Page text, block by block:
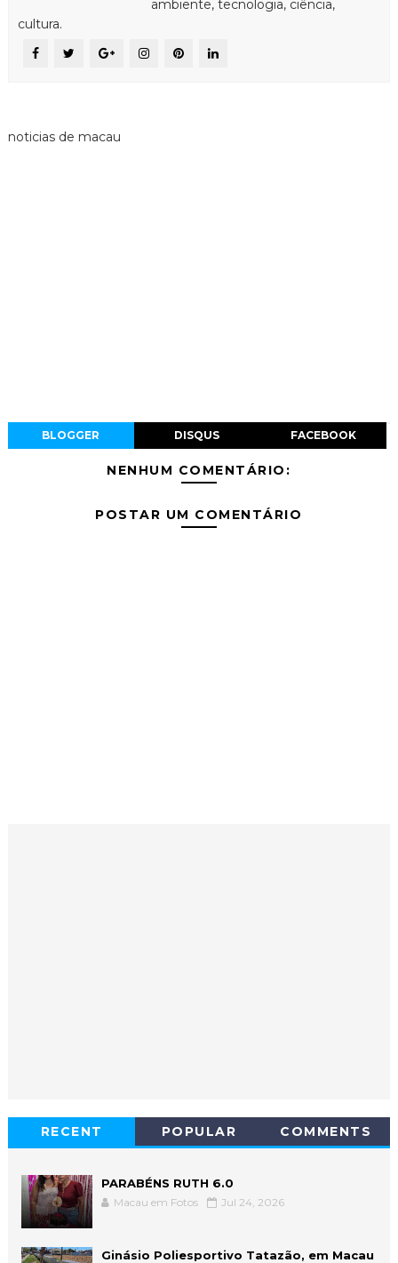
ambiente, tecnologia, ciência,
cultura.
noticias de macau
BLOGGER DISQUS FACEBOOK
NENHUM COMENTÁRIO:
POSTAR UM COMENTÁRIO
RECENT POPULAR COMMENTS
PARABÉNS RUTH 6.0
Macau em Fotos Jul 24, 2026
Ginásio Poliesportivo Tatazão, em Macau